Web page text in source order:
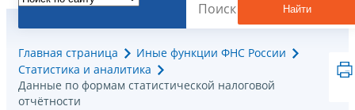
Найти
Главная страница
Иные функции ФНС России
Статистика и аналитика
Данные по формам статистической налоговой
отчётности